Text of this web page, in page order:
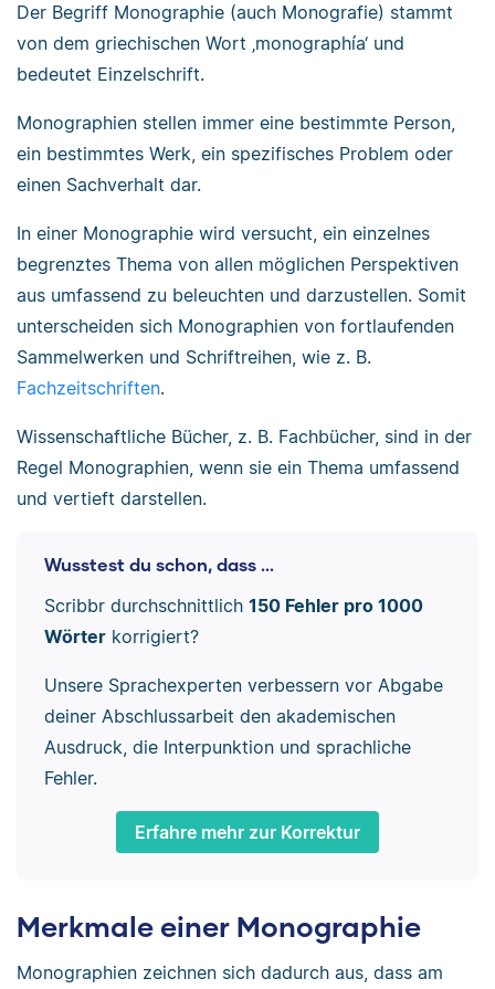
Der Begriff Monographie (auch Monografie) stammt
von dem griechischen Wort ‚monographía‘ und
bedeutet Einzelschrift.
Monographien stellen immer eine bestimmte Person,
ein bestimmtes Werk, ein spezifisches Problem oder
einen Sachverhalt dar.
In einer Monographie wird versucht, ein einzelnes
begrenztes Thema von allen möglichen Perspektiven
aus umfassend zu beleuchten und darzustellen. Somit
unterscheiden sich Monographien von fortlaufenden
Sammelwerken und Schriftreihen, wie z. B.
Fachzeitschriften.
Wissenschaftliche Bücher, z. B. Fachbücher, sind in der
Regel Monographien, wenn sie ein Thema umfassend
und vertieft darstellen.
Wusstest du schon, dass ...
Scribbr durchschnittlich 150 Fehler pro 1000
Wörterkorrigiert?
Unsere Sprachexperten verbessern vor Abgabe
deiner Abschlussarbeit den akademischen
Ausdruck, die Interpunktion und sprachliche
Fehler.
Erfahre mehr zur Korrektur
Merkmale einer Monographie
Monographien zeichnen sich dadurch aus, dass am